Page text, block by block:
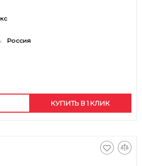
Россия
КУПИТЬ В 1 КЛИК